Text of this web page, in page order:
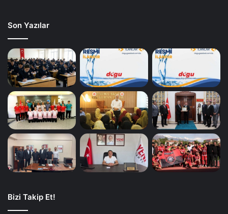
Son Yazılar
Bizi Takip Et!